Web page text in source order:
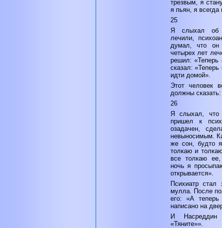
трезвым, я
я пьян, я всегда
25
Я слыхал об
лечили,
думал, что он
четырех лет
решил: «Теперь
сказал:
идти домой».
Этот человек
должны
26
Я слыхал, что
пришел к
озадачен,
невыносимым.
же сон, будто
толкаю и
все толкаю ее,
ночь я
открывается».
Психиатр стал
мулла. После
его: «А
написано на
И Насреддин
«Тяните»».